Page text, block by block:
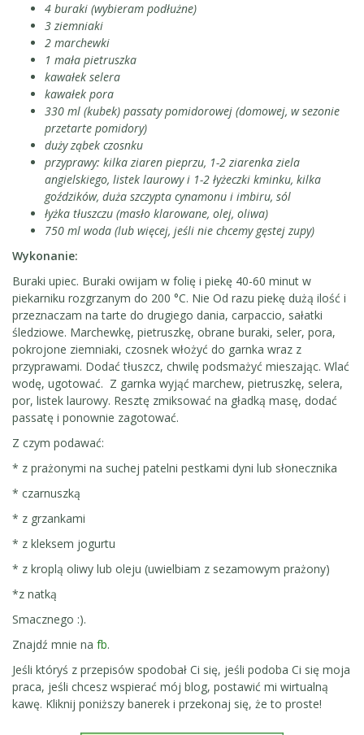
4 buraki (wybieram podłużne)
3 ziemniaki
2 marchewki
1 mała pietruszka
kawałek selera
kawałek pora
330 ml (kubek) passaty pomidorowej (domowej, w sezonie
przetarte pomidory)
duży ząbek czosnku
przyprawy: kilka ziaren pieprzu, 1-2 ziarenka ziela
angielskiego, listek laurowy i 1-2 łyżeczki kminku, kilka
goździków, duża szczypta cynamonu i imbiru, sól
łyżka tłuszczu (masło klarowane, olej, oliwa)
750 ml woda (lub więcej, jeśli nie chcemy gęstej zupy)
Wykonanie:
Buraki upiec. Buraki owijam w folię i piekę 40-60 minut w
piekarniku rozgrzanym do 200 °C. Nie Od razu piekę dużą ilość i
przeznaczam na tarte do drugiego dania, carpaccio, sałatki
śledziowe. Marchewkę, pietruszkę, obrane buraki, seler, pora,
pokrojone ziemniaki, czosnek włożyć do garnka wraz z
przyprawami. Dodać tłuszcz, chwilę podsmażyć mieszając. Wlać
wodę, ugotować. Z garnka wyjąć marchew, pietruszkę, selera,
por, listek laurowy. Resztę zmiksować na gładką masę, dodać
passatę i ponownie zagotować.
Z czym podawać:
* z prażonymi na suchej patelni pestkami dyni lub słonecznika
* czarnuszką
* z grzankami
* z kleksem jogurtu
* z kroplą oliwy lub oleju (uwielbiam z sezamowym prażony)
*z natką
Smacznego :).
Znajdź mnie na fb.
Jeśli któryś z przepisów spodobał Ci się, jeśli podoba Ci się moja
praca, jeśli chcesz wspierać mój blog, postawić mi wirtualną
kawę. Kliknij poniższy banerek i przekonaj się, że to proste!